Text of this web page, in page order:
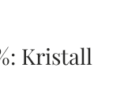
Kristall